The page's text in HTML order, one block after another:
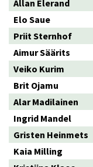
Allan Elerand
Elo Saue
Priit Sternhof
Aimur Säärits
Veiko Kurim
Brit Ojamu
Alar Madilainen
Ingrid Mandel
Gristen Heinmets
Kaia Milling